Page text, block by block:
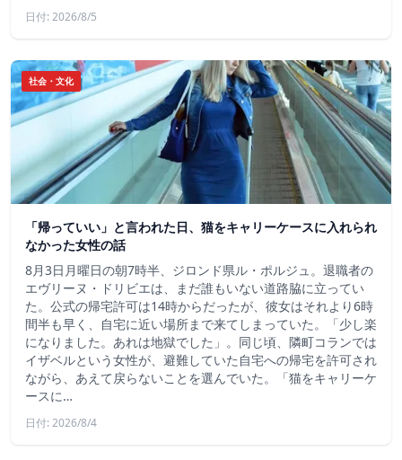
日付: 2026/8/5
社会・文化
「帰っていい」と言われた日、猫をキャリーケースに入れられ
なかった女性の話
8月3日月曜日の朝7時半、ジロンド県ル・ポルジュ。退職者の
エヴリーヌ・ドリビエは、まだ誰もいない道路脇に立ってい
た。公式の帰宅許可は14時からだったが、彼女はそれより6時
間半も早く、自宅に近い場所まで来てしまっていた。「少し楽
になりました。あれは地獄でした」。同じ頃、隣町コランでは
イザベルという女性が、避難していた自宅への帰宅を許可され
ながら、あえて戻らないことを選んでいた。「猫をキャリーケ
ースに…
日付: 2026/8/4